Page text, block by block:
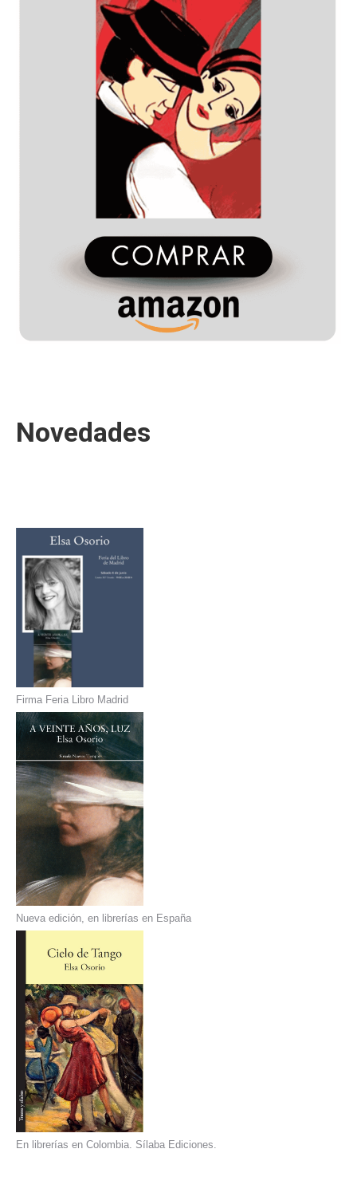
Novedades
Firma Feria Libro Madrid
Nueva edición, en librerías en España
En librerías en Colombia. Sílaba Ediciones.